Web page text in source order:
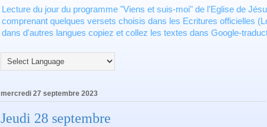
Lecture du jour du programme "Viens et suis-moi" de l'Eglise de
comprenant quelques versets choisis dans les Ecritures officielles
dans d'autres langues copiez et collez les textes dans Google-
mercredi 27 septembre 2023
Jeudi 28 septembre